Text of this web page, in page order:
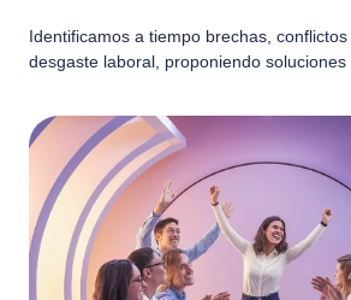
Identificamos a tiempo brechas,
desgaste laboral, proponiendo soluciones